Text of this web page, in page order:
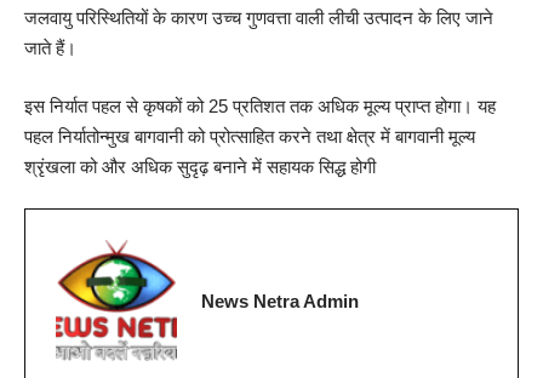
जलवायु परिस्थितियों के कारण उच्च गुणवत्ता वाली लीची उत्पादन के लिए जाने
जाते हैं।
इस निर्यात पहल से कृषकों को 25 प्रतिशत तक अधिक मूल्य प्राप्त होगा। यह
पहल निर्यातोन्मुख बागवानी को प्रोत्साहित करने तथा क्षेत्र में बागवानी मूल्य
श्रृंखला को और अधिक सुदृढ़ बनाने में सहायक सिद्ध होगी
News Netra Admin